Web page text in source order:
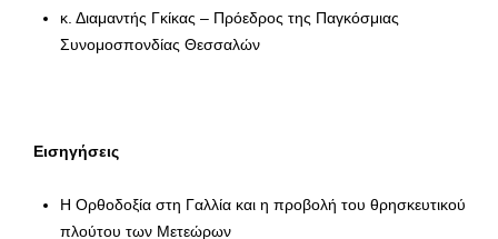
κ. Διαμαντής Γκίκας – Πρόεδρος της Παγκόσμιας
Συνομοσπονδίας Θεσσαλών
Εισηγήσεις
Η Ορθοδοξία στη Γαλλία και η προβολή του θρησκευτικού
πλούτου των Μετεώρων